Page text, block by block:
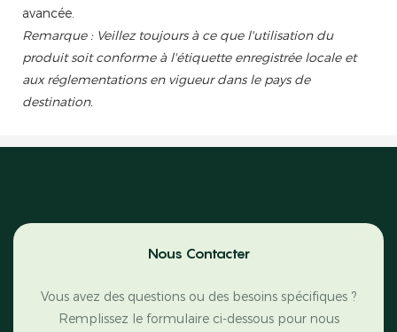
avancée.
Remarque : Veillez toujours à ce que l'utilisation du
produit soit conforme à l'étiquette enregistrée locale et
aux réglementations en vigueur dans le pays de
destination.
Nous Contacter
Vous avez des questions ou des besoins spécifiques ?
Remplissez le formulaire ci-dessous pour nous